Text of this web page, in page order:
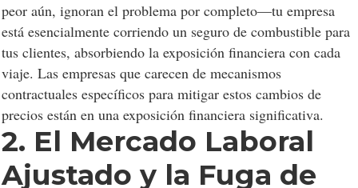
peor aún, ignoran el problema por completo—tu empresa
está esencialmente corriendo un seguro de combustible para
tus clientes, absorbiendo la exposición financiera con cada
viaje. Las empresas que carecen de mecanismos
contractuales específicos para mitigar estos cambios de
precios están en una exposición financiera significativa.
2. El Mercado Laboral
Ajustado y la Fuga de